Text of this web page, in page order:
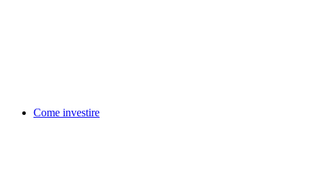
Come investire